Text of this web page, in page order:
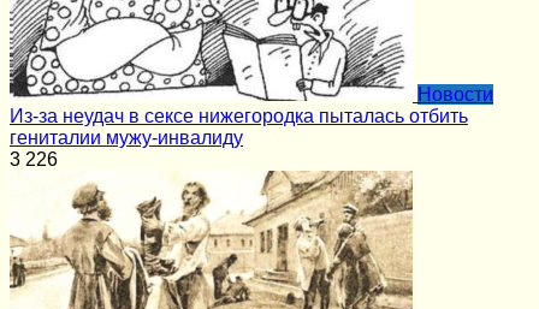
Новости
Из-за неудач в сексе нижегородка пыталась отбить
гениталии мужу-инвалиду
3 226